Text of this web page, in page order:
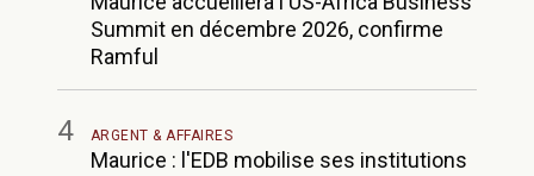
Summit en décembre 2026, confirme
Ramful
4 ARGENT & AFFAIRES
Maurice : l'EDB mobilise ses institutions